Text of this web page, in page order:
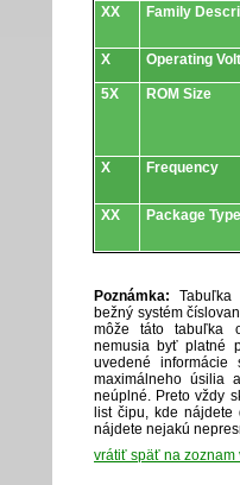
XX
Family
X Operating
5X ROM Size
X Frequency
XX Package Type
Poznámka: Tabuľka
bežný systém
môže táto tabuľka
nemusia byť platné
uvedené informácie
maximálneho úsilia
neúplné. Preto vždy
list čipu, kde
nájdete nejakú
vrátiť späť na zoznam